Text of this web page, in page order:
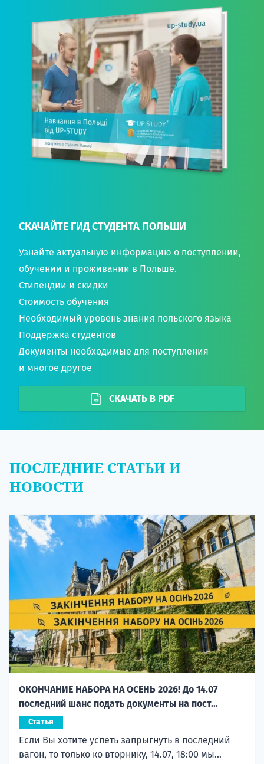
СКАЧАЙТЕ ГИД СТУДЕНТА ПОЛЬШИ
Узнайте актуальную информацию о поступлении,
обучении и проживании в Польше.
Стипендии и скидки
Стоимость обучения
Необходимый уровень знания польского языка
Поддержка студентов
Документы необходимые для поступления
и многое другое
СКАЧАТЬ В PDF
ПОСЛЕДНИЕ СТАТЬИ И
НОВОСТИ
ОКОНЧАНИЕ НАБОРА НА ОСЕНЬ 2026! До 14.07
последний шанс подать документы на пост...
Статья
Если Вы хотите успеть запрыгнуть в последний
вагон, то только ко вторнику, 14.07, 18:00 мы...